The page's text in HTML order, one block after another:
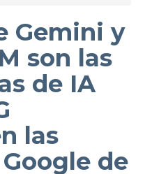
Gemini y
son las
de IA
las
de